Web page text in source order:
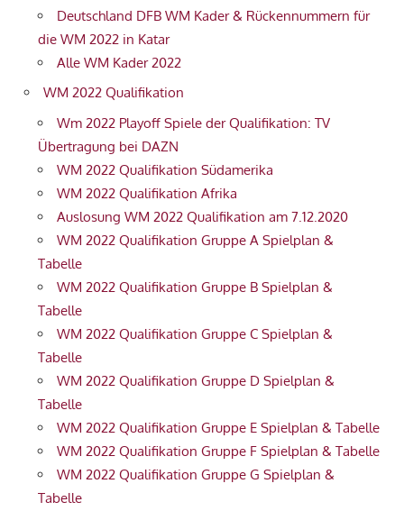
Deutschland DFB WM Kader & Rückennummern für
die WM 2022 in Katar
Alle WM Kader 2022
WM 2022 Qualifikation
Wm 2022 Playoff Spiele der Qualifikation: TV
Übertragung bei DAZN
WM 2022 Qualifikation Südamerika
WM 2022 Qualifikation Afrika
Auslosung WM 2022 Qualifikation am 7.12.2020
WM 2022 Qualifikation Gruppe A Spielplan &
Tabelle
WM 2022 Qualifikation Gruppe B Spielplan &
Tabelle
WM 2022 Qualifikation Gruppe C Spielplan &
Tabelle
WM 2022 Qualifikation Gruppe D Spielplan &
Tabelle
WM 2022 Qualifikation Gruppe E Spielplan & Tabelle
WM 2022 Qualifikation Gruppe F Spielplan & Tabelle
WM 2022 Qualifikation Gruppe G Spielplan &
Tabelle